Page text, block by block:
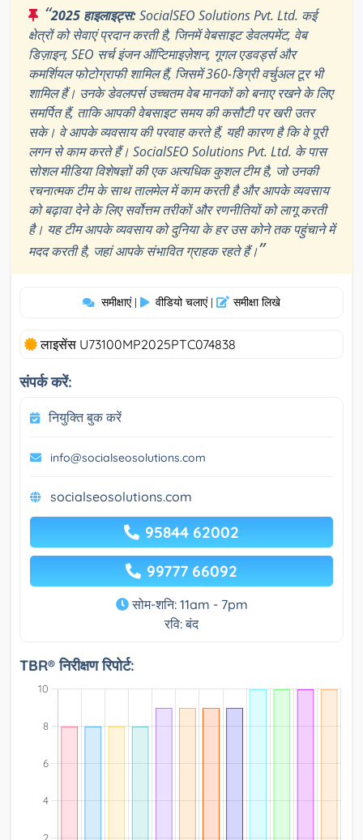
“2025 हाइलाइट्स:SocialSEO Solutions Pvt. Ltd. कई
क्षेत्रों को सेवाएं प्रदान करती है, जिनमें वेबसाइट डेवलपमेंट, वेब
डिज़ाइन, SEO सर्च इंजन ऑप्टिमाइज़ेशन, गूगल एडवर्ड्स और
कमर्शियल फोटोग्राफी शामिल हैं, जिसमें 360-डिग्री वर्चुअल टूर भी
शामिल हैं। उनके डेवलपर्स उच्चतम वेब मानकों को बनाए रखने के लिए
समर्पित हैं, ताकि आपकी वेबसाइट समय की कसौटी पर खरी उतर
सके। वे आपके व्यवसाय की परवाह करते हैं, यही कारण है कि वे पूरी
लगन से काम करते हैं। SocialSEO Solutions Pvt. Ltd. के पास
सोशल मीडिया विशेषज्ञों की एक अत्यधिक कुशल टीम है, जो उनकी
रचनात्मक टीम के साथ तालमेल में काम करती है और आपके व्यवसाय
को बढ़ावा देने के लिए सर्वोत्तम तरीकों और रणनीतियों को लागू करती
है। यह टीम आपके व्यवसाय को दुनिया के हर उस कोने तक पहुंचाने में
मदद करती है, जहां आपके संभावित ग्राहक रहते हैं।”
समीक्षाएं | वीडियो चलाएं | समीक्षा लिखे
लाइसेंस U73100MP2025PTC074838
संपर्क करें:
नियुक्ति बुक करें
info@socialseosolutions.com
socialseosolutions.com
95844 62002
99777 66092
सोम-शनि: 11am - 7pm
रवि: बंद
TBR® निरीक्षण रिपोर्ट: